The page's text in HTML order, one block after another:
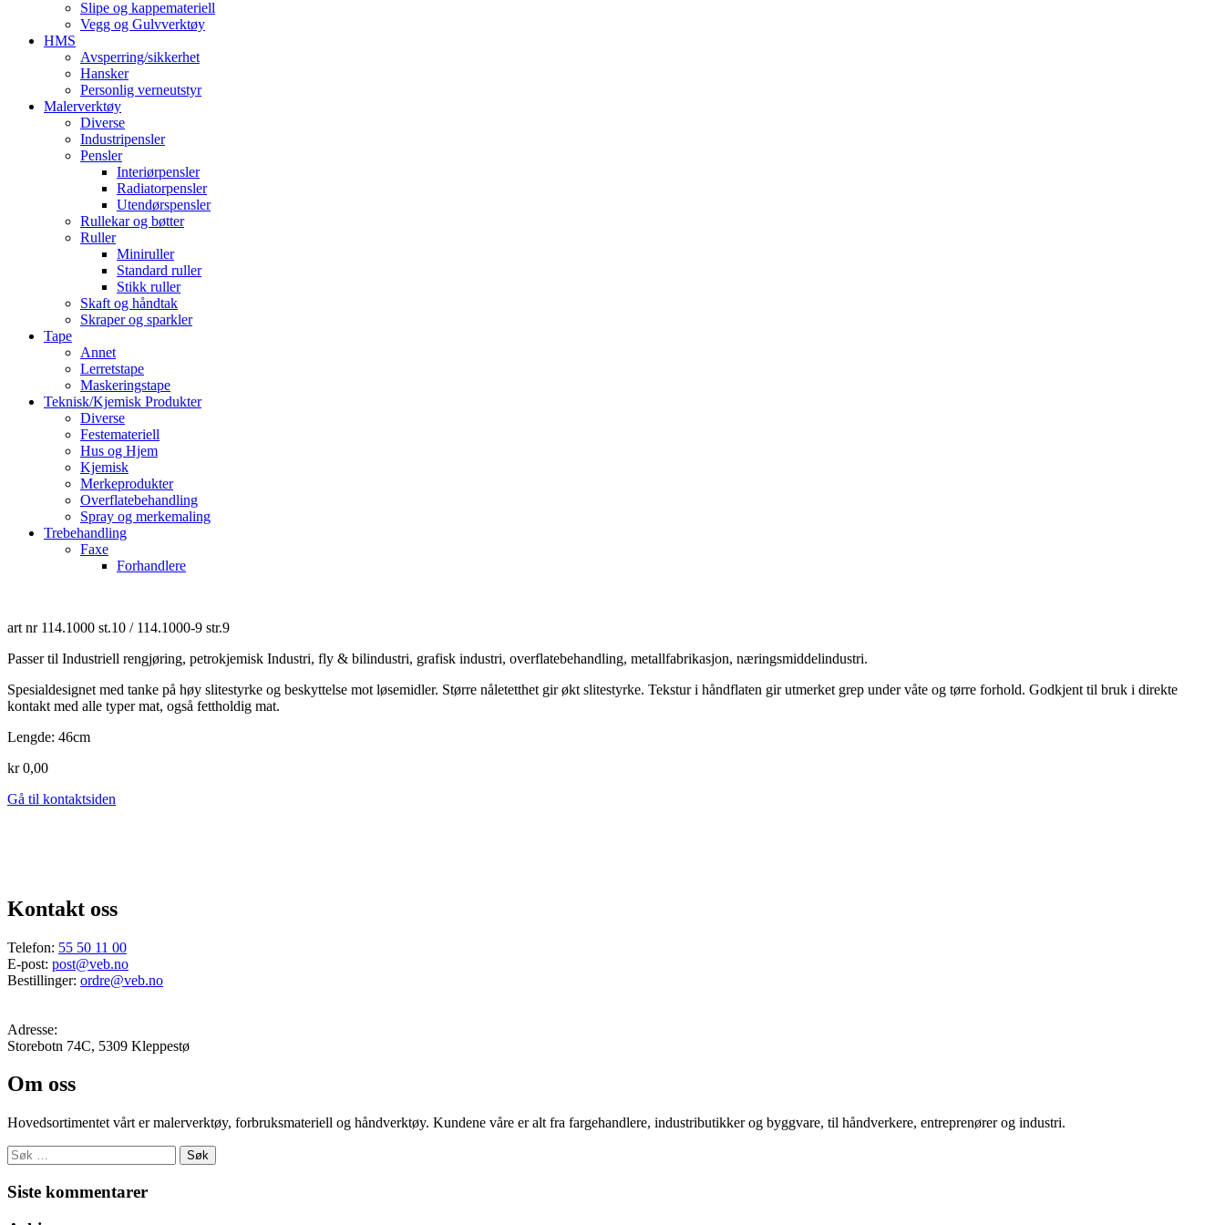
Slipe og kappemateriell
Vegg og Gulvverktøy
HMS
Avsperring/sikkerhet
Hansker
Personlig verneutstyr
Malerverktøy
Diverse
Industripensler
Pensler
Interiørpensler
Radiatorpensler
Utendørspensler
Rullekar og bøtter
Ruller
Miniruller
Standard ruller
Stikk ruller
Skaft og håndtak
Skraper og sparkler
Tape
Annet
Lerretstape
Maskeringstape
Teknisk/Kjemisk Produkter
Diverse
Festemateriell
Hus og Hjem
Kjemisk
Merkeprodukter
Overflatebehandling
Spray og merkemaling
Trebehandling
Faxe
Forhandlere
art nr 114.1000 st.10 / 114.1000-9 str.9
Passer til Industriell rengjøring, petrokjemisk Industri, fly & bilindustri, grafisk industri, overflatebehandling, metallfabrikasjon, næringsmiddelindustri.
Spesialdesignet med tanke på høy slitestyrke og beskyttelse mot løsemidler. Større nåletetthet gir økt slitestyrke. Tekstur i håndflaten gir utmerket grep under våte og tørre forhold. Godkjent til bruk i direkte
kontakt med alle typer mat, også fettholdig mat.
Lengde: 46cm
kr 0,00
Gå til kontaktsiden
Kontakt oss
Telefon: 55 50 11 00
E-post: post@veb.no
Bestillinger: ordre@veb.no
Adresse:
Storebotn 74C, 5309 Kleppestø
Om oss
Hovedsortimentet vårt er malerverktøy, forbruksmateriell og håndverktøy. Kundene våre er alt fra fargehandlere, industributikker og byggvare, til håndverkere, entreprenører og industri.
Søk
etter:
Siste kommentarer